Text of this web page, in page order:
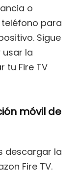
o
para
Sigue
la
tu Fire TV
móvil de
descargar la
Fire TV.